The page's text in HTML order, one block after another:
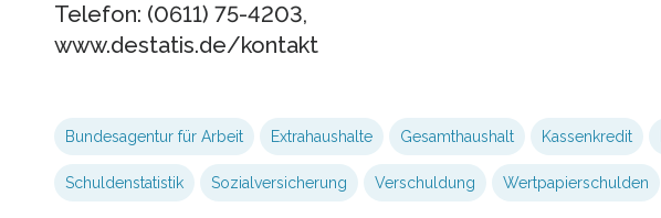
Telefon: (0611) 75-4203,
www.destatis.de/kontakt
Bundesagentur für Arbeit Extrahaushalte Gesamthaushalt Kassenkredit
Schuldenstatistik Sozialversicherung Verschuldung Wertpapierschulden